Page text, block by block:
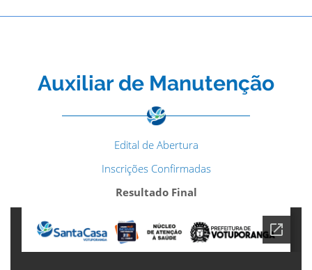
Auxiliar de Manutenção
Edital de Abertura
Inscrições Confirmadas
Resultado Final